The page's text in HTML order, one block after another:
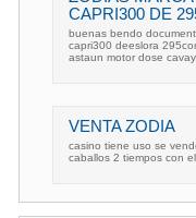
CAPRI300 DE
buenas bendo
capri300 deeslora
astaun motor dose
VENTA ZODIA
casino tiene uso se
caballos 2 tiempos con